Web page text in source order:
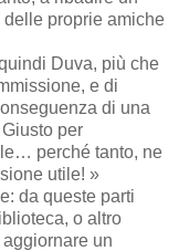
proprie amiche
Duva, più che
e di
di una
per
perché tanto, ne
utile! »
da queste parti
o altro
un